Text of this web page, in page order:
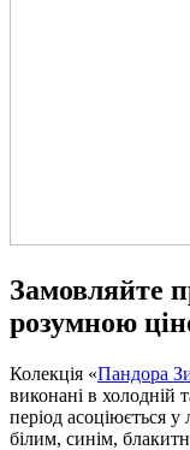
Замовляйте
розумною
Колекція «Пандора
виконані в холодній
період асоціюється у
білим, синім,